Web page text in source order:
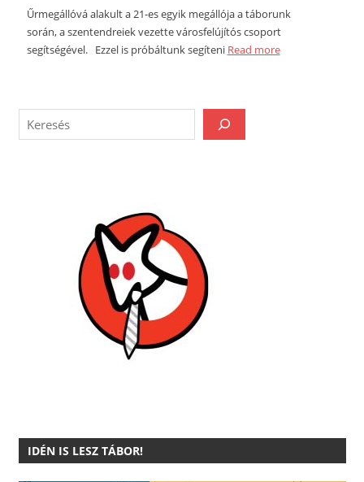
Űrmegállóvá alakult a 21-es egyik megállója a táborunk
során, a szentendreiek vezette városfelújítós csoport
segítségével. Ezzel is próbáltunk segíteni Read more
IDÉN IS LESZ TÁBOR!